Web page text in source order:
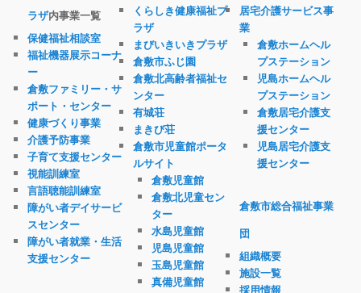
ラザ内事業一覧
保健福祉相談室
福祉機器展示コーナ
ー
倉敷ファミリー・サ
ポート・センター
健康づくり事業
介護予防事業
子育て支援センター
視能訓練室
言語聴能訓練室
障がい者デイサービ
スセンター
障がい者就業・生活
支援センター
くらしき健康福祉プ
ラザ
まびいきいきプラザ
倉敷市ふじ園
倉敷北高齢者福祉セ
ンター
有城荘
まきび荘
倉敷市児童館ポータ
ルサイト
倉敷児童館
倉敷北児童セン
ター
水島児童館
児島児童館
玉島児童館
真備児童館
居宅介護サービス事
業
倉敷ホームヘル
プステーション
児島ホームヘル
プステーション
倉敷居宅介護支
援センター
児島居宅介護支
援センター
倉敷市総合福祉事業
団
組織概要
施設一覧
採用情報